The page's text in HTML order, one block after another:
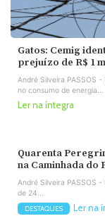
Gatos: Cemig
prejuízo de R$ 1
André Silveira PASSOS
no consumo de energia...
Ler na íntegra
Quarenta
na Caminhada do
André Silveira PASSOS
de 24...
DESTAQUES Ler na